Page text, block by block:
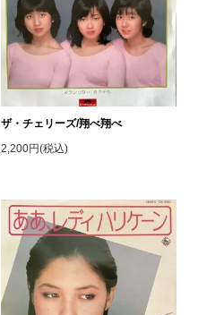
ザ・チェリーズ/翔べ翔べ
2,200円(税込)